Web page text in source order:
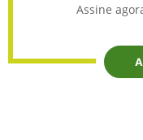
Assine